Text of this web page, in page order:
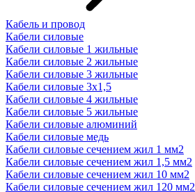
Кабель и провод
Кабели силовые
Кабели силовые 1 жильные
Кабели силовые 2 жильные
Кабели силовые 3 жильные
Кабели силовые 3х1,5
Кабели силовые 4 жильные
Кабели силовые 5 жильные
Кабели силовые алюминий
Кабели силовые медь
Кабели силовые сечением жил 1 мм2
Кабели силовые сечением жил 1,5 мм2
Кабели силовые сечением жил 10 мм2
Кабели силовые сечением жил 120 мм2